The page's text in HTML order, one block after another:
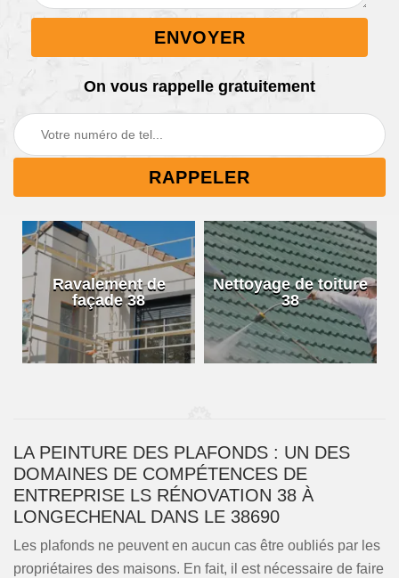
On vous rappelle gratuitement
Ravalement de
façade 38
Nettoyage de toiture
38
LA PEINTURE DES PLAFONDS : UN DES
DOMAINES DE COMPÉTENCES DE
ENTREPRISE LS RÉNOVATION 38 À
LONGECHENAL DANS LE 38690
Les plafonds ne peuvent en aucun cas être oubliés par les
propriétaires des maisons. En fait, il est nécessaire de faire